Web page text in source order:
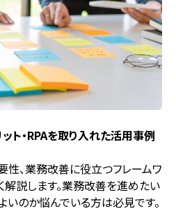
ト・RPAを取り入れた活用事例
、業務改善に役立つフレームワ
解説します。業務改善を進めたい
いのか悩んでいる方は必見です。